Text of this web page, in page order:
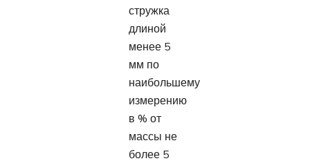
стружка
длиной
менее 5
мм по
наибольшему
измерению
в % от
массы не
более 5